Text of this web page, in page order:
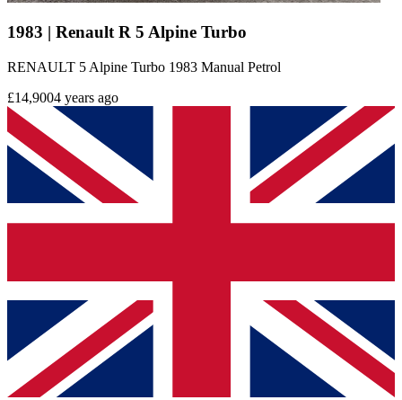
1983 | Renault R 5 Alpine Turbo
RENAULT 5 Alpine Turbo 1983 Manual Petrol
£14,9004 years ago